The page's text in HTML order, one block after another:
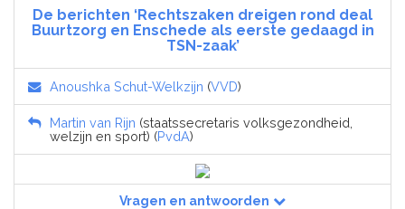
De berichten ‘Rechtszaken dreigen rond deal
Buurtzorg en Enschede als eerste gedaagd in
TSN-zaak’
Anoushka Schut-Welkzijn (VVD)
Martin van Rijn (staatssecretaris volksgezondheid,
welzijn en sport) (PvdA)
Vragen en antwoorden